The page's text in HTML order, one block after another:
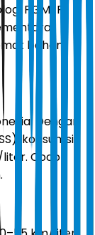
PGM-FI
bahan
Dengan
konsumsi
Cocok